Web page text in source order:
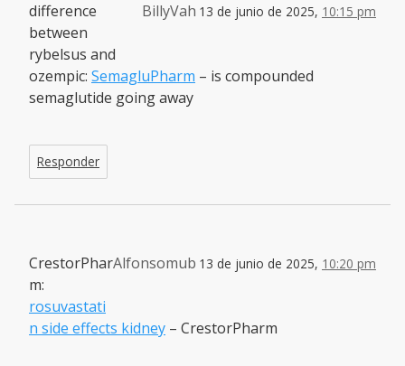
BillyVah 13 de junio de 2025, 10:15 pm
difference
between
rybelsus and
ozempic: SemagluPharm – is compounded
semaglutide going away
Responder
Alfonsomub 13 de junio de 2025, 10:20 pm
CrestorPhar
m:
rosuvastati
n side effects kidney – CrestorPharm